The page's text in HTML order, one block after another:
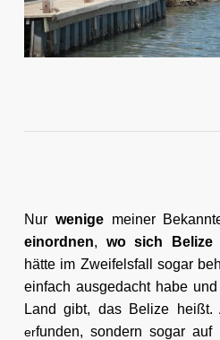
Nur wenigemeiner
einordnen, wo sich Belize
hätte im Zweifelsfall sogar
einfach ausgedacht habe
Land gibt, das Belize
erfunden, sondern sogar